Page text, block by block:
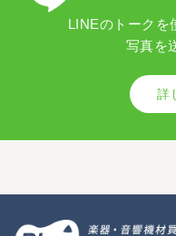
LINEのトークを
写真を
詳